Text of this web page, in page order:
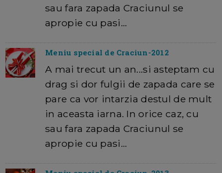
sau fara zapada Craciunul se
apropie cu pasi…
Meniu special de Craciun-2012
A mai trecut un an...si asteptam cu
drag si dor fulgii de zapada care se
pare ca vor intarzia destul de mult
in aceasta iarna. In orice caz, cu
sau fara zapada Craciunul se
apropie cu pasi…